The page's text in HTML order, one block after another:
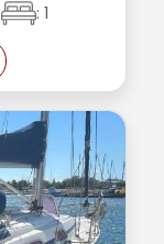
: 1